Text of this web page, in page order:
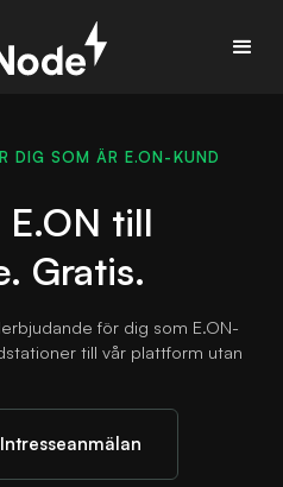
DIG SOM ÄR E.ON-KUND
till
Gratis.
för dig som E.ON-
till vår plattform utan
Intresseanmälan